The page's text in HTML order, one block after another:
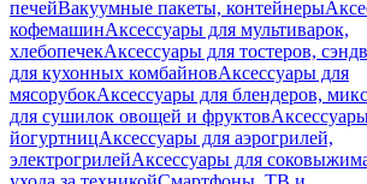
печейВакуумные пакеты, контейнеры
кофемашинАксессуары для мультиварок,
хлебопечекАксессуары для тостеров,
для кухонных комбайновАксессуары для
мясорубокАксессуары для блендеров,
для сушилок овощей и фруктов
йогуртницАксессуары для аэрогрилей,
электрогрилейАксессуары для